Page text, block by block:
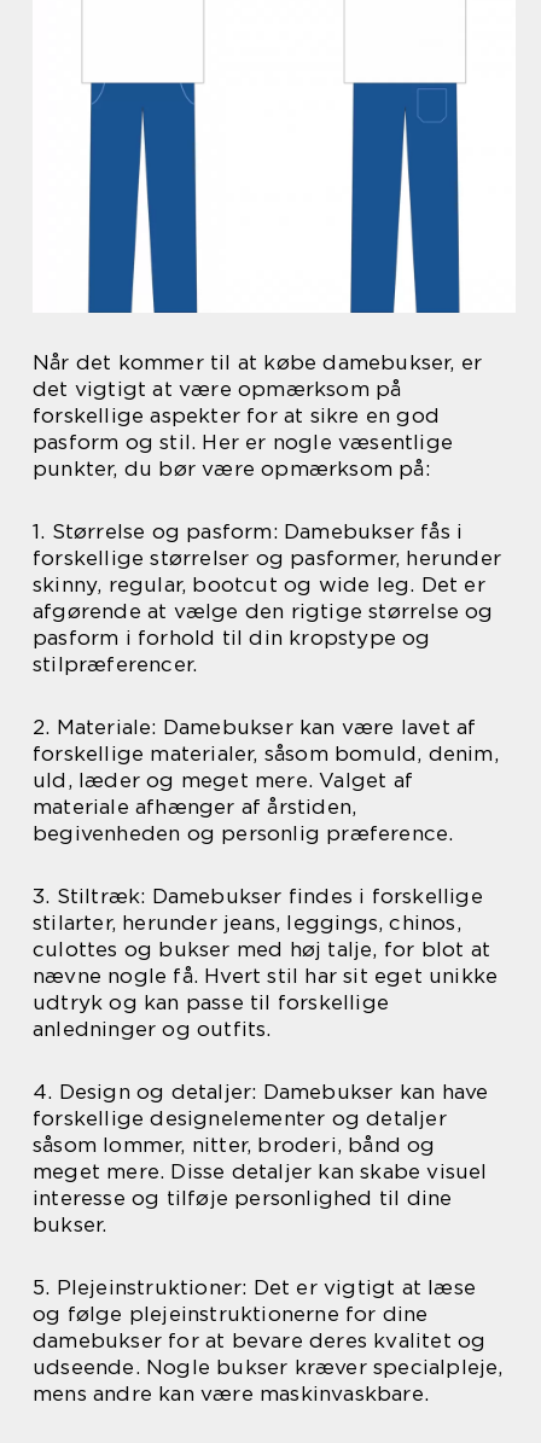
Når det kommer til at købe damebukser, er
det vigtigt at være opmærksom på
forskellige aspekter for at sikre en god
pasform og stil. Her er nogle væsentlige
punkter, du bør være opmærksom på:
1. Størrelse og pasform: Damebukser fås i
forskellige størrelser og pasformer, herunder
skinny, regular, bootcut og wide leg. Det er
afgørende at vælge den rigtige størrelse og
pasform i forhold til din kropstype og
stilpræferencer.
2. Materiale: Damebukser kan være lavet af
forskellige materialer, såsom bomuld, denim,
uld, læder og meget mere. Valget af
materiale afhænger af årstiden,
begivenheden og personlig præference.
3. Stiltræk: Damebukser findes i forskellige
stilarter, herunder jeans, leggings, chinos,
culottes og bukser med høj talje, for blot at
nævne nogle få. Hvert stil har sit eget unikke
udtryk og kan passe til forskellige
anledninger og outfits.
4. Design og detaljer: Damebukser kan have
forskellige designelementer og detaljer
såsom lommer, nitter, broderi, bånd og
meget mere. Disse detaljer kan skabe visuel
interesse og tilføje personlighed til dine
bukser.
5. Plejeinstruktioner: Det er vigtigt at læse
og følge plejeinstruktionerne for dine
damebukser for at bevare deres kvalitet og
udseende. Nogle bukser kræver specialpleje,
mens andre kan være maskinvaskbare.